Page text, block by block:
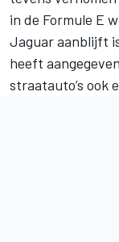
in de Formule E
Jaguar aanblijft
heeft
straatauto’s ook